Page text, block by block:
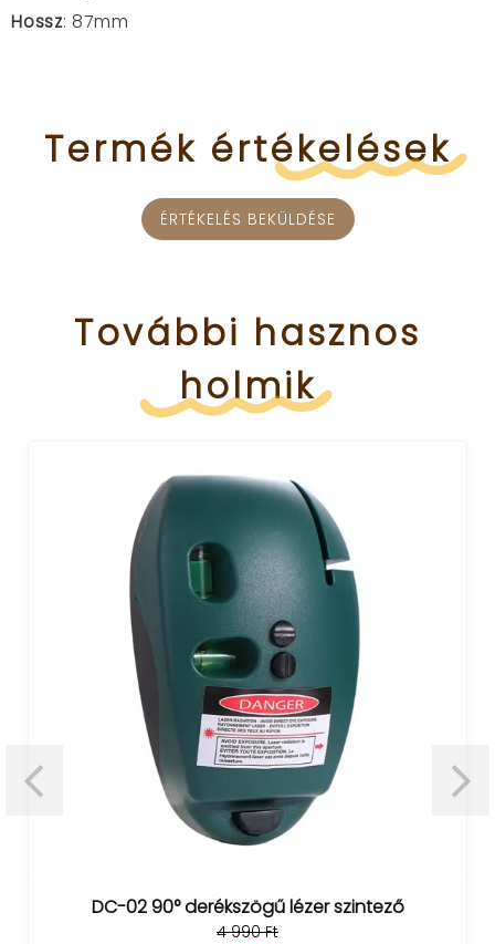
Hossz: 87mm
Termék értékelések
ÉRTÉKELÉS BEKÜLDÉSE
További hasznos
holmik
DC-02 90° derékszögű lézer szintező
4 990 Ft